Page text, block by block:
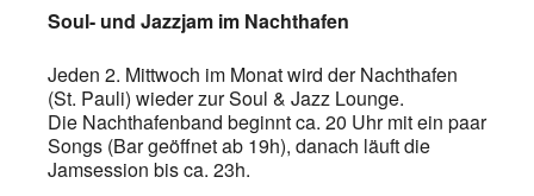
Soul- und Jazzjam im Nachthafen
Jeden 2. Mittwoch im Monat wird der Nachthafen
(St. Pauli) wieder zur Soul & Jazz Lounge.
Die Nachthafenband beginnt ca. 20 Uhr mit ein paar
Songs (Bar geöffnet ab 19h), danach läuft die
Jamsession bis ca. 23h.